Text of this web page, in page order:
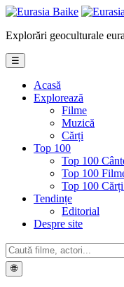
Explorări geoculturale
☰
Acasă
Explorează
Filme
Muzică
Cărți
Top 100
Top 100
Top 100
Top 100
Tendințe
Editorial
Despre site
🌐